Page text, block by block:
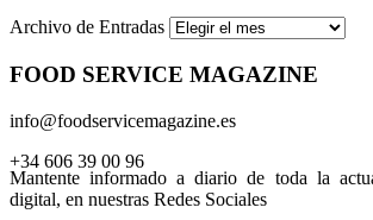
Archivo de Entradas
FOOD SERVICE MAGAZINE
info@foodservicemagazine.es
+34 606 39 00 96
Mantente informado a diario de toda la
digital, en nuestras Redes Sociales